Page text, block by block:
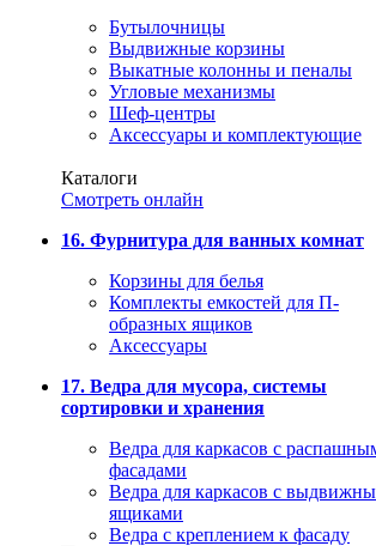
Бутылочницы
Выдвижные корзины
Выкатные колонны и пеналы
Угловые механизмы
Шеф-центры
Аксессуары и комплектующие
Каталоги
Смотреть онлайн
16. Фурнитура для ванных комнат
Корзины для белья
Комплекты емкостей для П-
образных ящиков
Аксессуары
17. Ведра для мусора, системы
сортировки и хранения
Ведра для каркасов с
фасадами
Ведра для каркасов с
ящиками
Ведра с креплением к фасаду